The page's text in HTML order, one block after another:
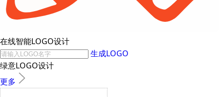
在线智能LOGO设计
生成LOGO
绿意LOGO设计
更多